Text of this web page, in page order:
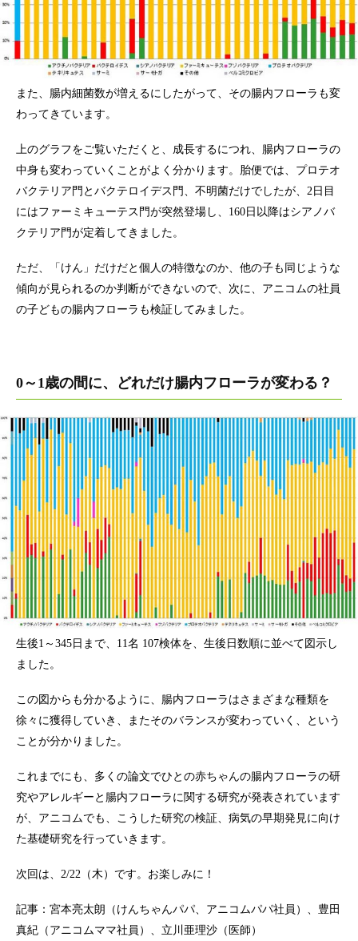
また、腸内細菌数が増えるにしたがって、その腸内フローラも変
わってきています。
上のグラフをご覧いただくと、成長するにつれ、腸内フローラの
中身も変わっていくことがよく分かります。胎便では、プロテオ
バクテリア門とバクテロイデス門、不明菌だけでしたが、2日目
にはファーミキューテス門が突然登場し、160日以降はシアノバ
クテリア門が定着してきました。
ただ、「けん」だけだと個人の特徴なのか、他の子も同じような
傾向が見られるのか判断ができないので、次に、アニコムの社員
の子どもの腸内フローラも検証してみました。
0～1歳の間に、どれだけ腸内フローラが変わる？
生後1～345日まで、11名 107検体を、生後日数順に並べて図示し
ました。
この図からも分かるように、腸内フローラはさまざまな種類を
徐々に獲得していき、またそのバランスが変わっていく、という
ことが分かりました。
これまでにも、多くの論文でひとの赤ちゃんの腸内フローラの研
究やアレルギーと腸内フローラに関する研究が発表されています
が、アニコムでも、こうした研究の検証、病気の早期発見に向け
た基礎研究を行っていきます。
次回は、2/22（木）です。お楽しみに！
記事：宮本亮太朗（けんちゃんパパ、アニコムパパ社員）、豊田
真紀（アニコムママ社員）、立川亜理沙（医師）